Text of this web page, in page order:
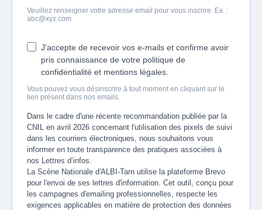
Veuillez renseigner votre adresse email pour vous inscrire. Ex. :
abc@xyz.com
J'accepte de recevoir vos e-mails et confirme avoir
pris connaissance de votre politique de
confidentialité et mentions légales.
Vous pouvez vous désinscrire à tout moment en cliquant sur le
lien présent dans nos emails.
Dans le cadre d'une récente recommandation publiée par la
CNIL en avril 2026 concernant l'utilisation des pixels de suivi
dans les courriers électroniques, nous souhaitons vous
informer en toute transparence des pratiques associées à
nos Lettres d’infos.
La Scène Nationale d'ALBI-Tarn utilise la plateforme Brevo
pour l'envoi de ses lettres d'information. Cet outil, conçu pour
les campagnes d'emailing professionnelles, respecte les
exigences applicables en matière de protection des données